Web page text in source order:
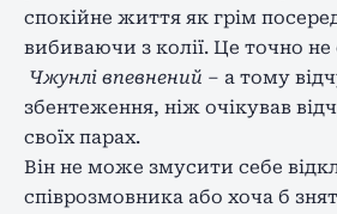
спокійне життя як грім
вибиваючи з колії. Це точно не
Чжунлі впевнений – а тому
збентеження, ніж очікував
своїх парах.
Він не може змусити себе
співрозмовника або хоча б